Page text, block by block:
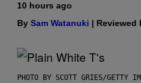
10 hours ago
By Sam Watanuki | Reviewed
PHOTO BY SCOTT GRIES/GETTY